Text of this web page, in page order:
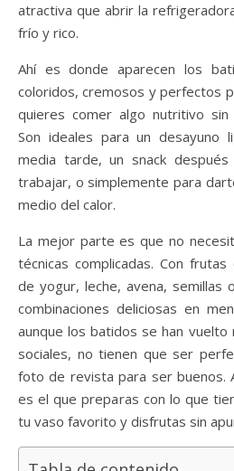
atractiva que abrir la
frío y rico.
Ahí es donde aparecen los
coloridos, cremosos y perfectos
quieres comer algo nutritivo sin
Son ideales para un desayuno
media tarde, un snack
trabajar, o simplemente para
medio del calor.
La mejor parte es que no
técnicas complicadas. Con
de yogur, leche, avena, semillas
combinaciones deliciosas en
aunque los batidos se han
sociales, no tienen que ser
foto de revista para ser buenos.
es el que preparas con lo que
tu vaso favorito y disfrutas sin